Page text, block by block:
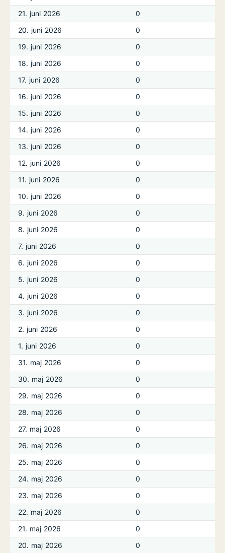
21. juni 2026
0
20. juni 2026
0
19. juni 2026
0
18. juni 2026
0
17. juni 2026
0
16. juni 2026
0
15. juni 2026
0
14. juni 2026
0
13. juni 2026
0
12. juni 2026
0
11. juni 2026
0
10. juni 2026
0
9. juni 2026
0
8. juni 2026
0
7. juni 2026
0
6. juni 2026
0
5. juni 2026
0
4. juni 2026
0
3. juni 2026
0
2. juni 2026
0
1. juni 2026
0
31. maj 2026
0
30. maj 2026
0
29. maj 2026
0
28. maj 2026
0
27. maj 2026
0
26. maj 2026
0
25. maj 2026
0
24. maj 2026
0
23. maj 2026
0
22. maj 2026
0
21. maj 2026
0
20. maj 2026
0